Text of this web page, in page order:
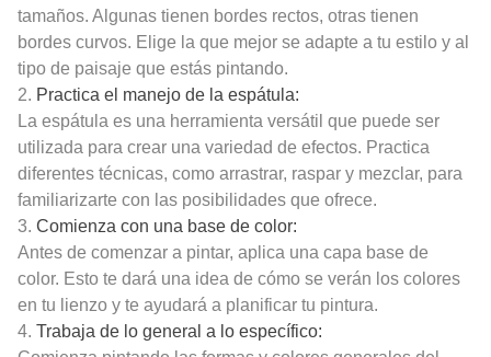
tamaños. Algunas tienen bordes rectos, otras tienen
bordes curvos. Elige la que mejor se adapte a tu estilo y al
tipo de paisaje que estás pintando.
2. Practica el manejo de la espátula:
La espátula es una herramienta versátil que puede ser
utilizada para crear una variedad de efectos. Practica
diferentes técnicas, como arrastrar, raspar y mezclar, para
familiarizarte con las posibilidades que ofrece.
3. Comienza con una base de color:
Antes de comenzar a pintar, aplica una capa base de
color. Esto te dará una idea de cómo se verán los colores
en tu lienzo y te ayudará a planificar tu pintura.
4. Trabaja de lo general a lo específico: